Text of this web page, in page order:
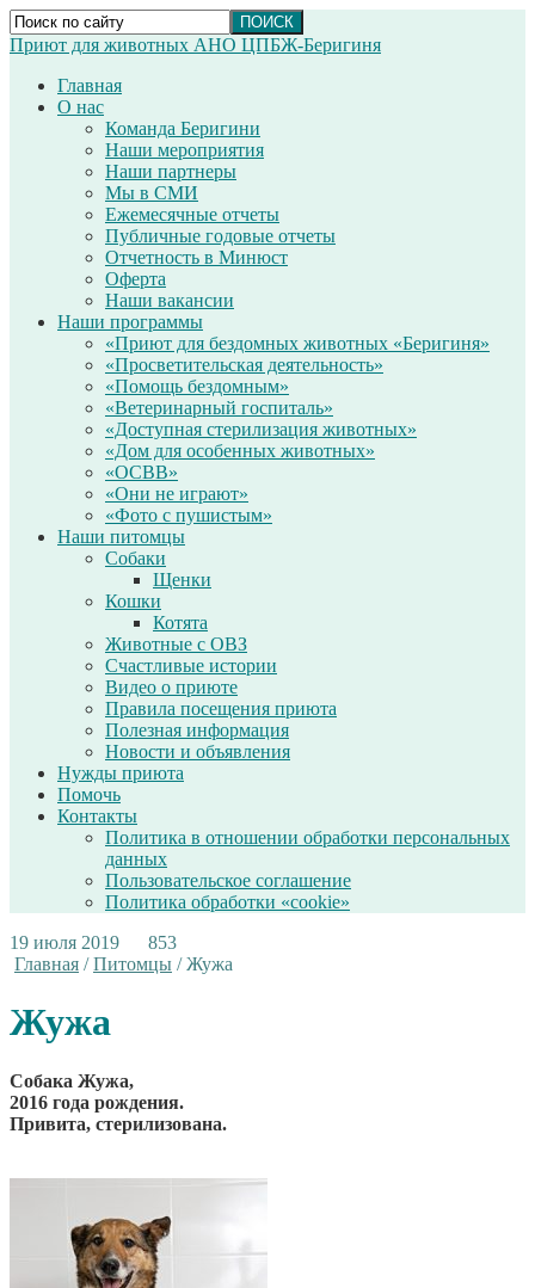
Приют для животных АНО ЦПБЖ-Беригиня
Главная
О нас
Команда Беригини
Наши мероприятия
Наши партнеры
Мы в СМИ
Ежемесячные отчеты
Публичные годовые отчеты
Отчетность в Минюст
Оферта
Наши вакансии
Наши программы
«Приют для бездомных животных «Беригиня»
«Просветительская деятельность»
«Помощь бездомным»
«Ветеринарный госпиталь»
«Доступная стерилизация животных»
«Дом для особенных животных»
«ОСВВ»
«Они не играют»
«Фото с пушистым»
Наши питомцы
Собаки
Щенки
Кошки
Котята
Животные с ОВЗ
Счастливые истории
Видео о приюте
Правила посещения приюта
Полезная информация
Новости и объявления
Нужды приюта
Помочь
Контакты
Политика в отношении обработки персональных
данных
Пользовательское соглашение
Политика обработки «cookie»
19 июля 2019
853
Главная /Питомцы /Жужа
Жужа
Собака Жужа,
2016 года рождения.
Привита, стерилизована.